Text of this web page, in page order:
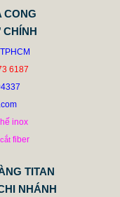
CONG
CHÍNH
6187
inox
cắt fiber
TITAN
NHÁNH